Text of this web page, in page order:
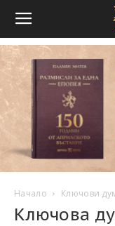
Начало Ключови
Ключова